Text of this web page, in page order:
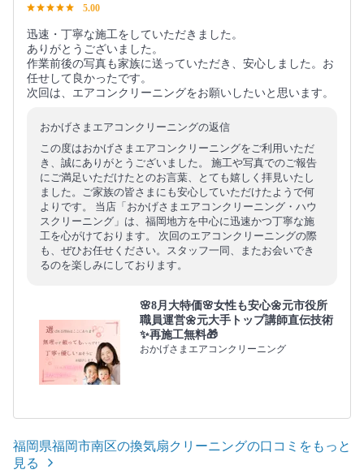
5.00
迅速・丁寧な施工をしていただきました。
ありがとうございました。
作業前後の写真も家族に送っていただき、安心しました。お
任せして良かったです。
次回は、エアコンクリーニングをお願いしたいと思います。
おかげさまエアコンクリーニングの返信
この度はおかげさまエアコンクリーニングをご利用いただ
き、誠にありがとうございました。 施工や写真でのご報告
にご満足いただけたとのお言葉、とても嬉しく拝見いたし
ました。ご家族の皆さまにも安心していただけたようで何
よりです。 当店「おかげさまエアコンクリーニング・ハウ
スクリーニング」は、福岡地方を中心に迅速かつ丁寧な施
工を心がけております。 次回のエアコンクリーニングの際
も、ぜひお任せください。スタッフ一同、またお会いでき
るのを楽しみにしております。
🌸8月大特価🌸女性も安心🌼元市役所
職員運営🌼元大手トップ講師直伝技術
✨再施工無料🎁
おかげさまエアコンクリーニング
福岡県福岡市南区の換気扇クリーニングの口コミをもっと
見る